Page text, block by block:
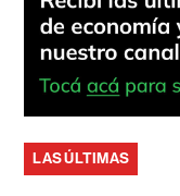
LAS ÚLTIMAS